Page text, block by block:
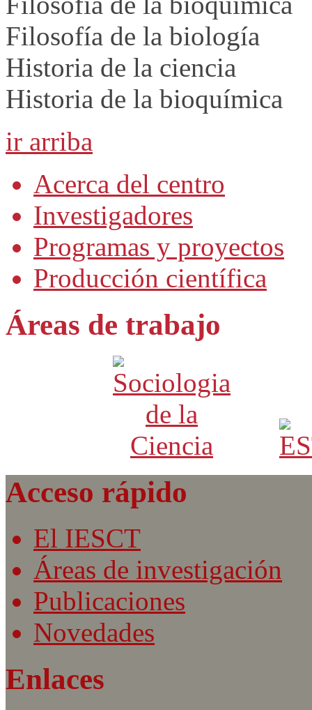
Filosofía de la biología
Historia de la ciencia
Historia de la bioquímica
ir arriba
Acerca del centro
Investigadores
Programas y proyectos
Producción científica
Áreas de trabajo
Acceso rápido
El IESCT
Áreas de investigación
Publicaciones
Novedades
Enlaces